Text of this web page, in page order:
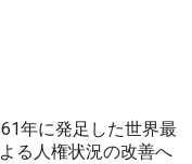
年に発足した世界最
る人権状況の改善へ